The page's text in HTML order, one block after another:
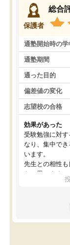
保護者
総合
通塾開始時の学
通塾期間
通った目的
偏差値の変化
志望校の合格
効果があった
受験勉強に対
なり、集中で
います。
先生との相性
たと思います。